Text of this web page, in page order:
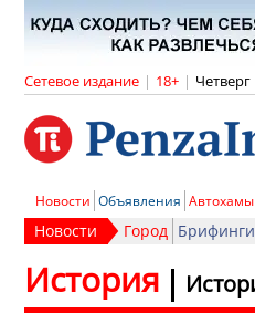
Сетевое издание | 18+ | Четверг
Новости Объявления Автохамы
Новости Город Брифинги
История